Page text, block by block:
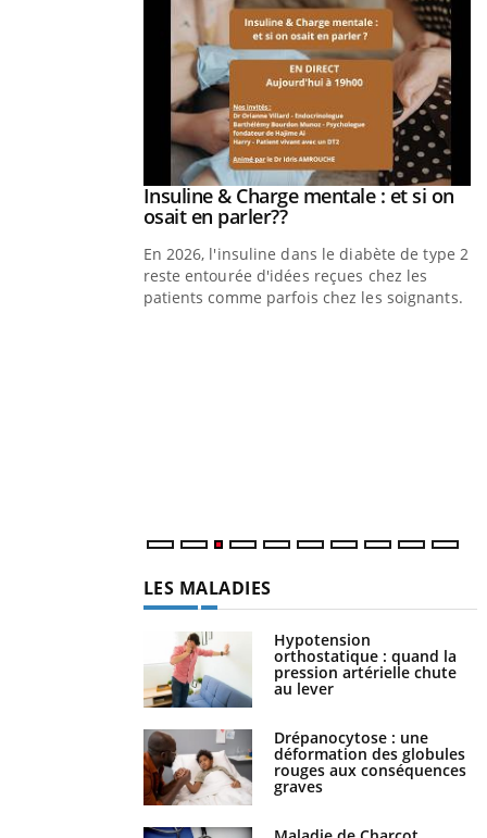
Youtube
Insuline & Charge mentale : et si on
osait en parler??Youtube
En 2026, l'insuline dans le diabète de type 2
reste entourée d'idées reçues chez les
patients comme parfois chez les soignants.
LES MALADIES
Hypotension
orthostatique : quand la
pression artérielle chute
au lever
Drépanocytose : une
déformation des globules
rouges aux conséquences
graves